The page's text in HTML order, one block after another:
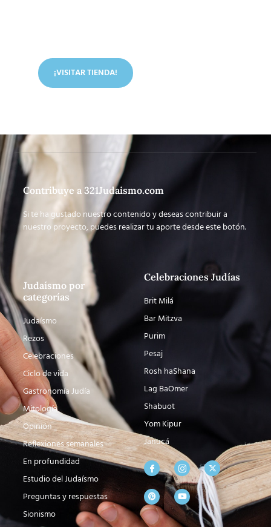
¡VISITAR TIENDA!
Contribuye a 321Judaismo.com
Si te ha gustado nuestro contenido y deseas contribuir a
nuestro proyecto, puedes realizar tu aporte desde este botón.
Judaísmo por
categorías
Judaísmo
Rezos
Celebraciones
Ciclo de vida
Gastronomía Judía
Mitología
Opinión
Reflexiones semanales
En profundidad
Estudio del Judaísmo
Preguntas y respuestas
Sionismo
Celebraciones Judías
Brit Milá
Bar Mitzva
Purim
Pesaj
Rosh haShana
Lag BaOmer
Shabuot
Yom Kipur
Janucá